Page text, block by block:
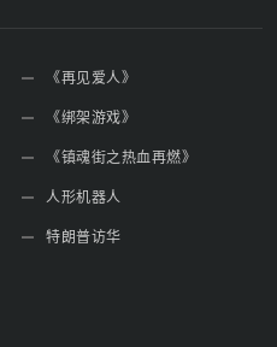
《再见爱人》
《绑架游戏》
《镇魂街之热血再燃》
人形机器人
特朗普访华